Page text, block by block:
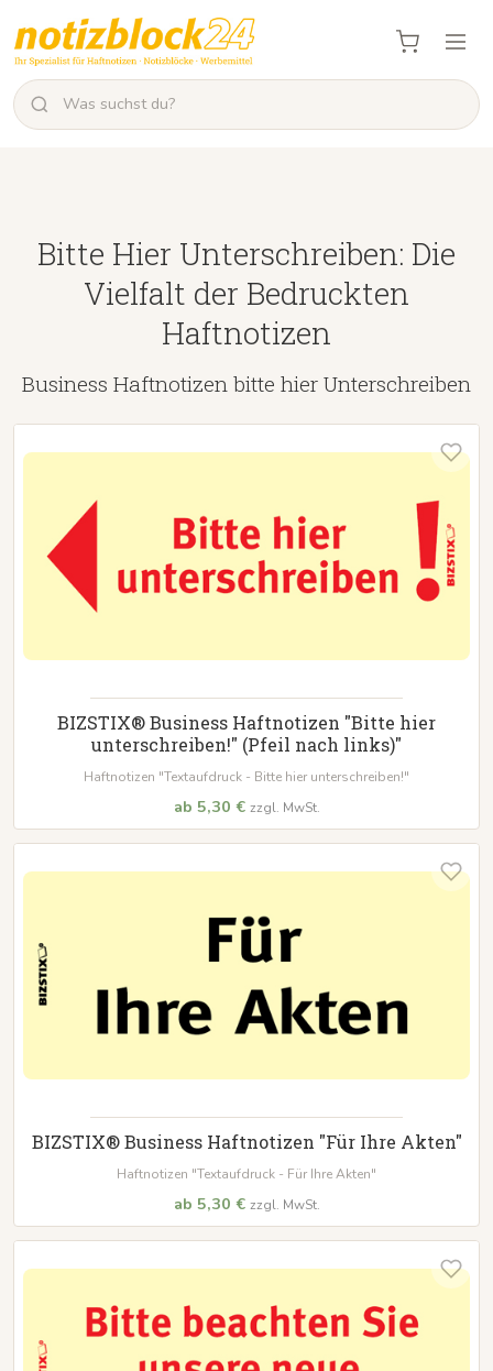
Bitte Hier Unterschreiben: Die
Vielfalt der Bedruckten
Haftnotizen
Business Haftnotizen bitte hier Unterschreiben
BIZSTIX® Business Haftnotizen "Bitte hier
unterschreiben!" (Pfeil nach links)"
Haftnotizen "Textaufdruck - Bitte hier unterschreiben!"
ab 5,30 € zzgl. MwSt.
BIZSTIX® Business Haftnotizen "Für Ihre Akten"
Haftnotizen "Textaufdruck - Für Ihre Akten"
ab 5,30 € zzgl. MwSt.